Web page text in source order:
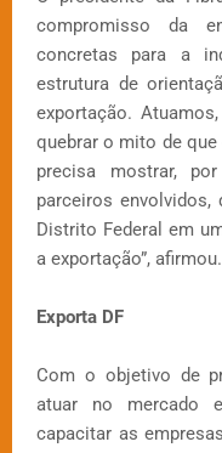
compromisso da
concretas para a
estrutura de
exportação.
quebrar o mito de
precisa mostrar,
parceiros
Distrito Federal em
a exportação”, afirmou.
Exporta DF
Com o objetivo de
atuar no mercado
capacitar as